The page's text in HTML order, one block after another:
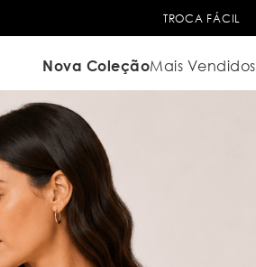
TROCA FÁCIL
Nova ColeçãoMais Vendidos